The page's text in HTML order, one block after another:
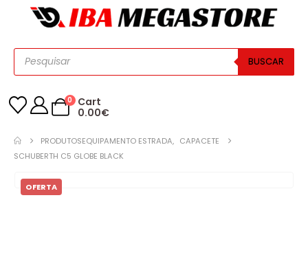
BUSCAR
0
Cart
0.00€
PRODUTOSEQUIPAMENTO ESTRADA, CAPACETE
SCHUBERTH C5 GLOBE BLACK
OFERTA